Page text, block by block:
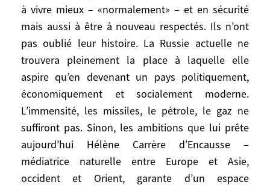
à vivre mieux – «normalement» – et en sécurité
mais aussi à être à nouveau respectés. Ils n’ont
pas oublié leur histoire. La Russie actuelle ne
trouvera pleinement la place à laquelle elle
aspire qu’en devenant un pays politiquement,
économiquement et socialement moderne.
L’immensité, les missiles, le pétrole, le gaz ne
suffiront pas. Sinon, les ambitions que lui prête
aujourd’hui Hélène Carrère d’Encausse –
médiatrice naturelle entre Europe et Asie,
occident et Orient, garante d’un espace
réussi après 1991 à donner une
consistance à la théorique «Communauté
des Etats Indépendants», et qui cherche
ses marques nouvelles entre Etats-Unis,
Europe, Iran, Inde. Chine et Japon. On sent
bien que pour les Russes, sauf ceux qui se
sont enrichis très vite, les dernières années
ont été humiliantes et traumatisantes, et
qu’ils aspirent non seulement à vivre
mieux – «normalement» – et en sécurité
mais aussi à être à nouveau respectés. Ils
n’ont pas oublié leur histoire. La Russie